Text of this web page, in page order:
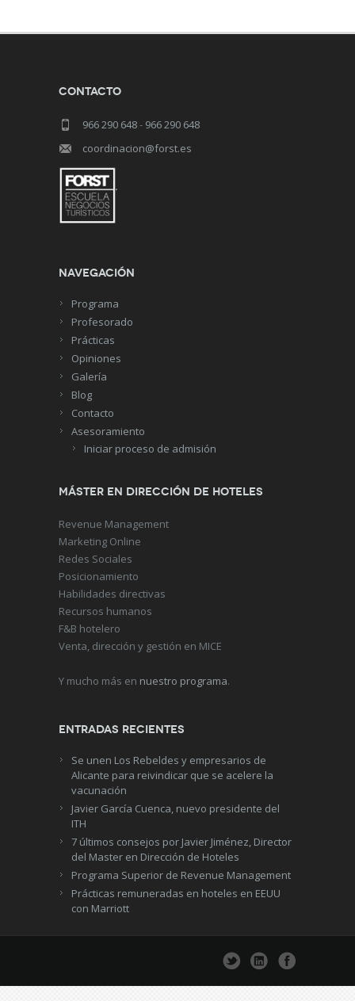
Contacto
966 290 648- 966 290 648
coordinacion@forst.es
Navegación
Programa
Profesorado
Prácticas
Opiniones
Galería
Blog
Contacto
Asesoramiento
Iniciar proceso de admisión
Máster en Dirección de Hoteles
Revenue Management
Marketing Online
Redes Sociales
Posicionamiento
Habilidades directivas
Recursos humanos
F&B hotelero
Venta, dirección y gestión en MICE
Y mucho más en nuestro programa.
Entradas recientes
Se unen Los Rebeldes y empresarios de
Alicante para reivindicar que se acelere la
vacunación
Javier García Cuenca, nuevo presidente del
ITH
7 últimos consejos por Javier Jiménez, Director
del Master en Dirección de Hoteles
Programa Superior de Revenue Management
Prácticas remuneradas en hoteles en EEUU
con Marriott